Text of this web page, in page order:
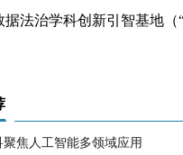
据法治学科创新引智基地（
聚焦人工智能多领域应用